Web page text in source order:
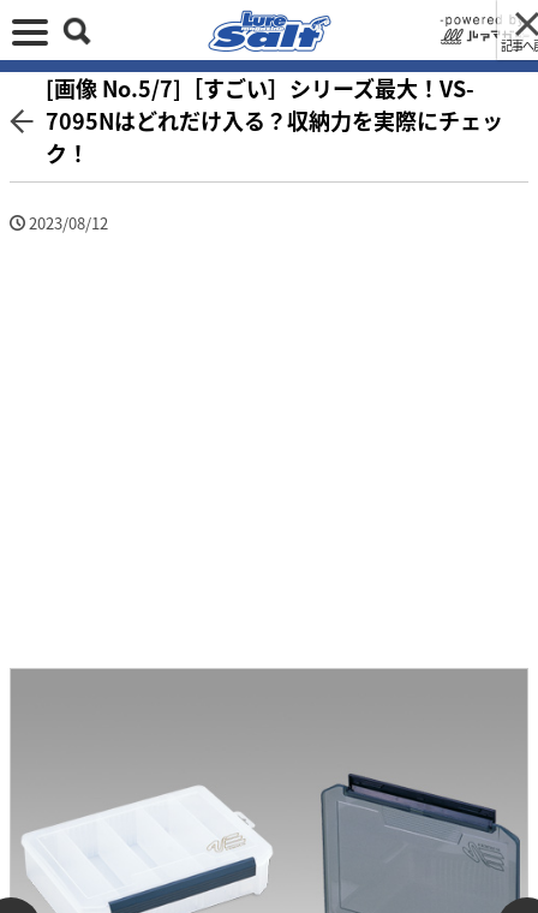
記事へ
[画像 No.5/7]［すごい］シリーズ最大！VS-
7095Nはどれだけ入る？収納力を実際にチェッ
ク！
2023/08/12